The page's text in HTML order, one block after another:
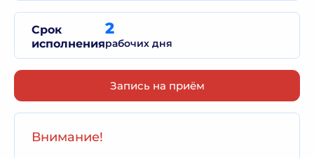
Срок
исполнения
2
рабочих дня
Запись на приём
Внимание!